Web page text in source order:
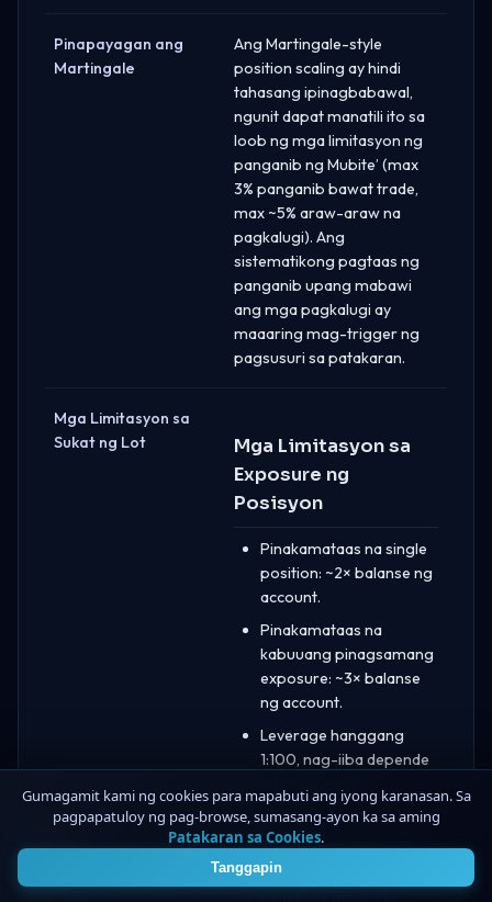
Pinapayagan ang
Martingale
Ang Martingale-style
position scaling ay hindi
tahasang ipinagbabawal,
ngunit dapat manatili ito sa
loob ng mga limitasyon ng
panganib ng Mubite’ (max
3% panganib bawat trade,
max ~5% araw-araw na
pagkalugi). Ang
sistematikong pagtaas ng
panganib upang mabawi
ang mga pagkalugi ay
maaaring mag-trigger ng
pagsusuri sa patakaran.
Mga Limitasyon sa
Sukat ng Lot
Mga Limitasyon sa
Exposure ng
Posisyon
Pinakamataas na single
position: ~2× balanse ng
account.
Pinakamataas na
kabuuang pinagsamang
exposure: ~3× balanse
ng account.
Leverage hanggang
1:100, nag-iiba depende
Ang mga limitasyon ay
ipinatutupad sa Bybit/Cleo
sa pamamagitan ng
konektadong account.
Gumagamit kami ng cookies para mapabuti ang iyong karanasan. Sa
pagpapatuloy ng pag-browse, sumasang-ayon ka sa aming
Patakaran sa Cookies.
Tanggapin